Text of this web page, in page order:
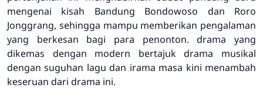
mengenai kisah Bandung Bondowoso dan Roro
Jonggrang, sehingga mampu memberikan pengalaman
yang berkesan bagi para penonton. drama yang
dikemas dengan modern bertajuk drama musikal
dengan suguhan lagu dan irama masa kini menambah
keseruan dari drama ini.